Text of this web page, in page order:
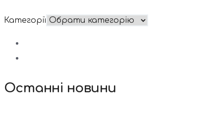
Категорії
Останні новини